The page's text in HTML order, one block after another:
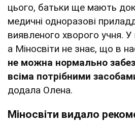
цього, батьки ще мають
медичні одноразові
виявленого хворого учня.
а Міносвіти не знає, що в
не можна нормально
всіма потрібними
додала Олена.
Міносвіти видало